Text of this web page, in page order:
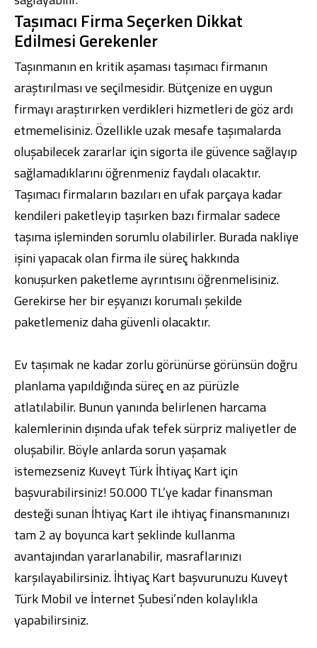
Taşımacı Firma Seçerken Dikkat
Edilmesi Gerekenler
Taşınmanın en kritik aşaması taşımacı firmanın
araştırılması ve seçilmesidir. Bütçenize en uygun
firmayı araştırırken verdikleri hizmetleri de göz ardı
etmemelisiniz. Özellikle uzak mesafe taşımalarda
oluşabilecek zararlar için sigorta ile güvence sağlayıp
sağlamadıklarını öğrenmeniz faydalı olacaktır.
Taşımacı firmaların bazıları en ufak parçaya kadar
kendileri paketleyip taşırken bazı firmalar sadece
taşıma işleminden sorumlu olabilirler. Burada nakliye
işini yapacak olan firma ile süreç hakkında
konuşurken paketleme ayrıntısını öğrenmelisiniz.
Gerekirse her bir eşyanızı korumalı şekilde
paketlemeniz daha güvenli olacaktır.
Ev taşımak ne kadar zorlu görünürse görünsün doğru
planlama yapıldığında süreç en az pürüzle
atlatılabilir. Bunun yanında belirlenen harcama
kalemlerinin dışında ufak tefek sürpriz maliyetler de
oluşabilir. Böyle anlarda sorun yaşamak
istemezseniz Kuveyt Türk İhtiyaç Kart için
başvurabilirsiniz! 50.000 TL’ye kadar finansman
desteği sunan İhtiyaç Kart ile ihtiyaç finansmanınızı
tam 2 ay boyunca kart şeklinde kullanma
avantajından yararlanabilir, masraflarınızı
karşılayabilirsiniz. İhtiyaç Kart başvurunuzuKuveyt
Türk Mobilve İnternet Şubesi’nden kolaylıkla
yapabilirsiniz.